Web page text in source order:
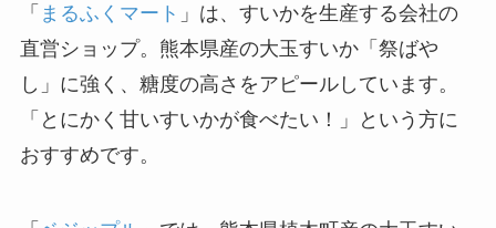
「 まるふくマート 」は、すいかを生産する会社の
直営ショップ。熊本県産の大玉すいか「祭ばや
し」に強く、糖度の高さをアピールしています。
「とにかく甘いすいかが食べたい！」という方に
おすすめです。